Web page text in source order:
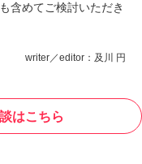
含めてご検討いただき
writer／editor：及川 円
はこちら